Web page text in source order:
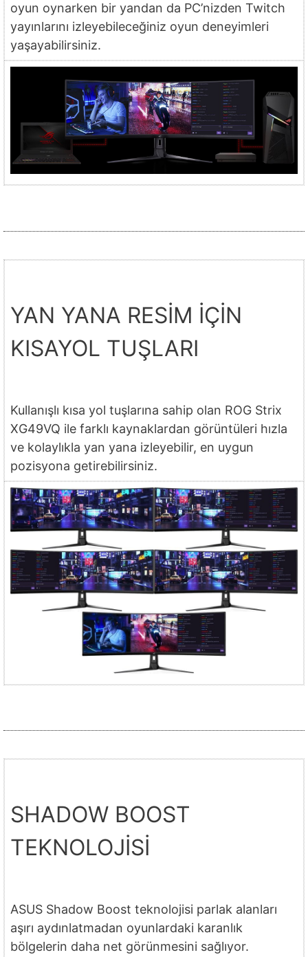
oyun oynarken bir yandan da PC’nizden Twitch
yayınlarını izleyebileceğiniz oyun deneyimleri
yaşayabilirsiniz.
YAN YANA RESİM İÇİN
KISAYOL TUŞLARI
Kullanışlı kısa yol tuşlarına sahip olan ROG Strix
XG49VQ ile farklı kaynaklardan görüntüleri hızla
ve kolaylıkla yan yana izleyebilir, en uygun
pozisyona getirebilirsiniz.
SHADOW BOOST
TEKNOLOJİSİ
ASUS Shadow Boost teknolojisi parlak alanları
aşırı aydınlatmadan oyunlardaki karanlık
bölgelerin daha net görünmesini sağlıyor.